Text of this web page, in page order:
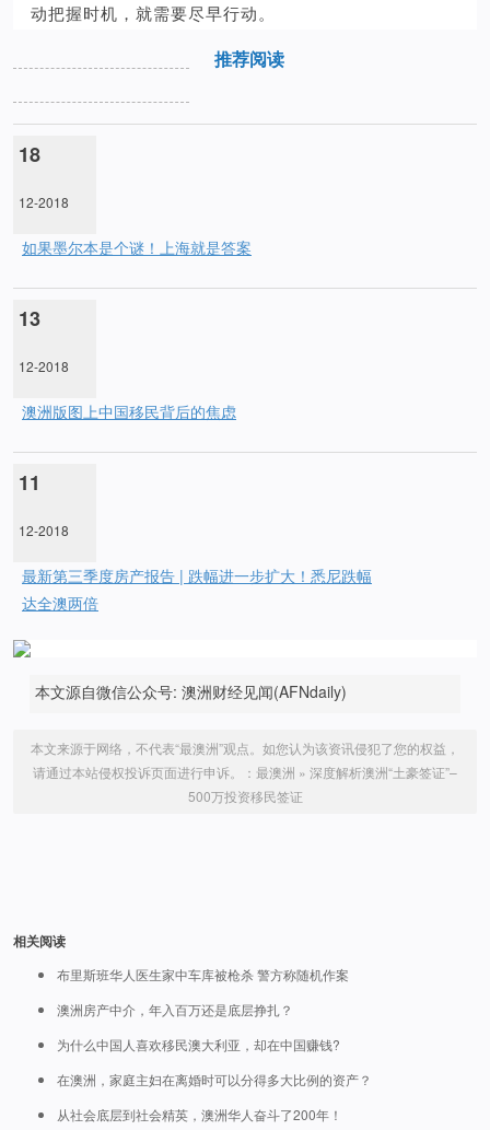
动把握时机，就需要尽早行动。
推荐阅读
18
12-2018
如果墨尔本是个谜！上海就是答案
13
12-2018
澳洲版图上中国移民背后的焦虑
11
12-2018
最新第三季度房产报告 | 跌幅进一步扩大！悉尼跌幅
达全澳两倍
本文源自微信公众号: 澳洲财经见闻(AFNdaily)
本文来源于网络，不代表“最澳洲”观点。如您认为该资讯侵犯了您的权益，
请通过本站侵权投诉页面进行申诉。： 最澳洲 » 深度解析澳洲“土豪签证”–
500万投资移民签证
相关阅读
布里斯班华人医生家中车库被枪杀 警方称随机作案
澳洲房产中介，年入百万还是底层挣扎？
为什么中国人喜欢移民澳大利亚，却在中国赚钱?
在澳洲，家庭主妇在离婚时可以分得多大比例的资产？
从社会底层到社会精英，澳洲华人奋斗了200年！